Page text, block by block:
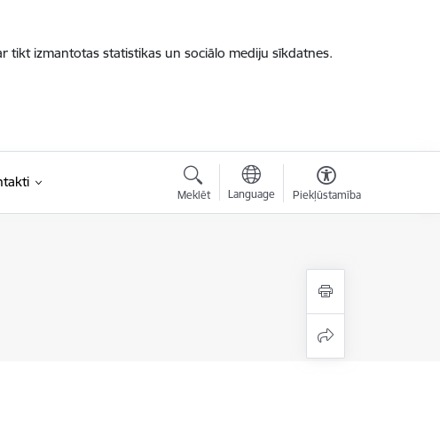
tikt izmantotas statistikas un sociālo mediju sīkdatnes.
Meklēt Language Piekļūstamība